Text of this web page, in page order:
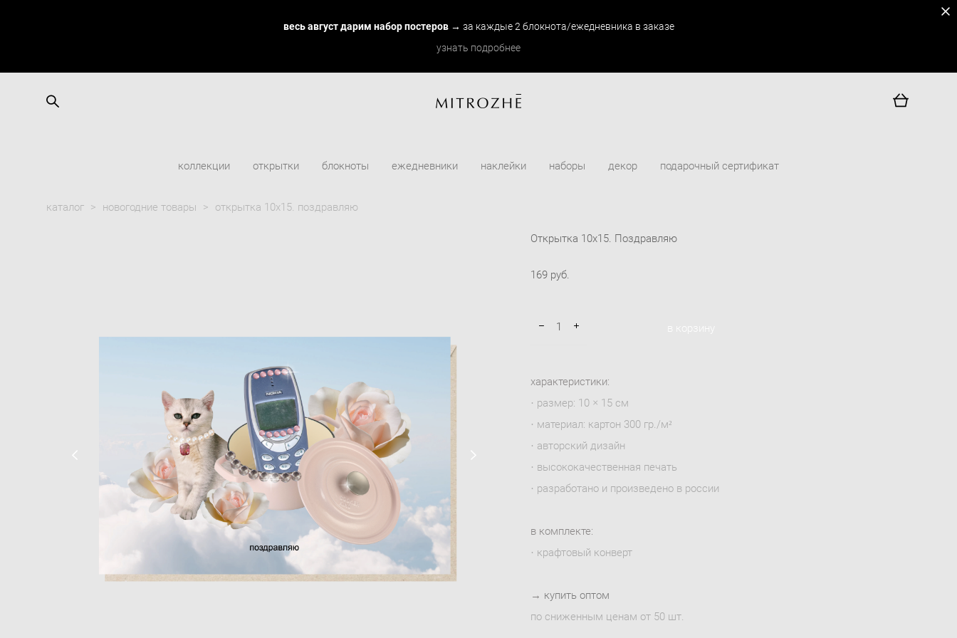
весь август дарим набор постеров→ за каждые 2 блокнота/ежедневника в заказе
узнать подробнее
коллекции открытки блокноты ежедневники наклейки наборы декор подарочный сертификат
каталог > новогодние товары > открытка 10х15. поздравляю
Открытка 10х15. Поздравляю
169 pуб.
в корзину
характеристики:
· размер: 10 × 15 см
· материал: картон 300 гр./м²
· авторский дизайн
· высококачественная печать
· разработано и произведено в россии
в комплекте:
· крафтовый конверт
→ купить оптом
по сниженным ценам от 50 шт.